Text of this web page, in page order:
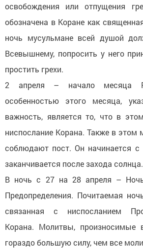
освобождения или отпущения
обозначена в Коране как
ночь мусульмане всей душой
Всевышнему, попросить у него
простить грехи.
2 апреля – начало месяца
особенностью этого месяца,
важность, является то, что в
ниспослание Корана. Также в этом
соблюдают пост. Он начинается с
заканчивается после захода солнца.
В ночь с 27 на 28 апреля –
Предопределения. Почитаемая
связанная с ниспосланием
Корана. Молитвы, произносимые
гораздо большую силу, чем все